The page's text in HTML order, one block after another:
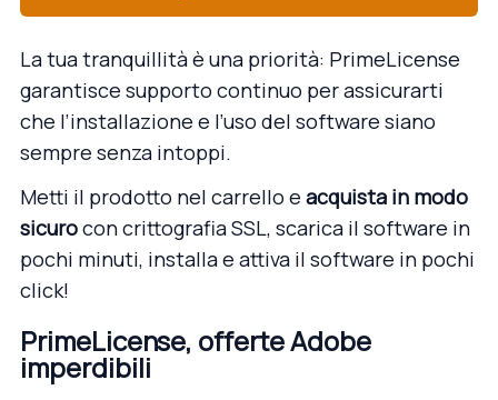
La tua tranquillità è una priorità: PrimeLicense
garantisce supporto continuo per assicurarti
che l’installazione e l’uso del software siano
sempre senza intoppi.
Metti il prodotto nel carrello e acquista in modo
sicurocon crittografia SSL, scarica il software in
pochi minuti, installa e attiva il software in pochi
click!
PrimeLicense, offerte Adobe
imperdibili